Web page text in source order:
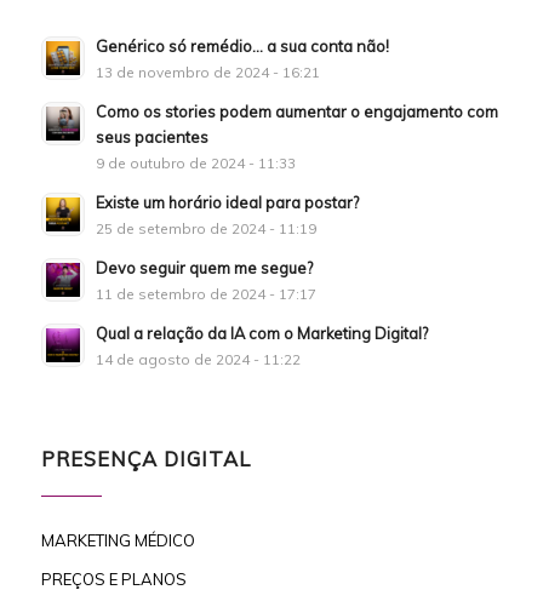
Genérico só remédio… a sua conta não!
13 de novembro de 2024 - 16:21
Como os stories podem aumentar o engajamento com
seus pacientes
9 de outubro de 2024 - 11:33
Existe um horário ideal para postar?
25 de setembro de 2024 - 11:19
Devo seguir quem me segue?
11 de setembro de 2024 - 17:17
Qual a relação da IA com o Marketing Digital?
14 de agosto de 2024 - 11:22
PRESENÇA DIGITAL
MARKETING MÉDICO
PREÇOS E PLANOS